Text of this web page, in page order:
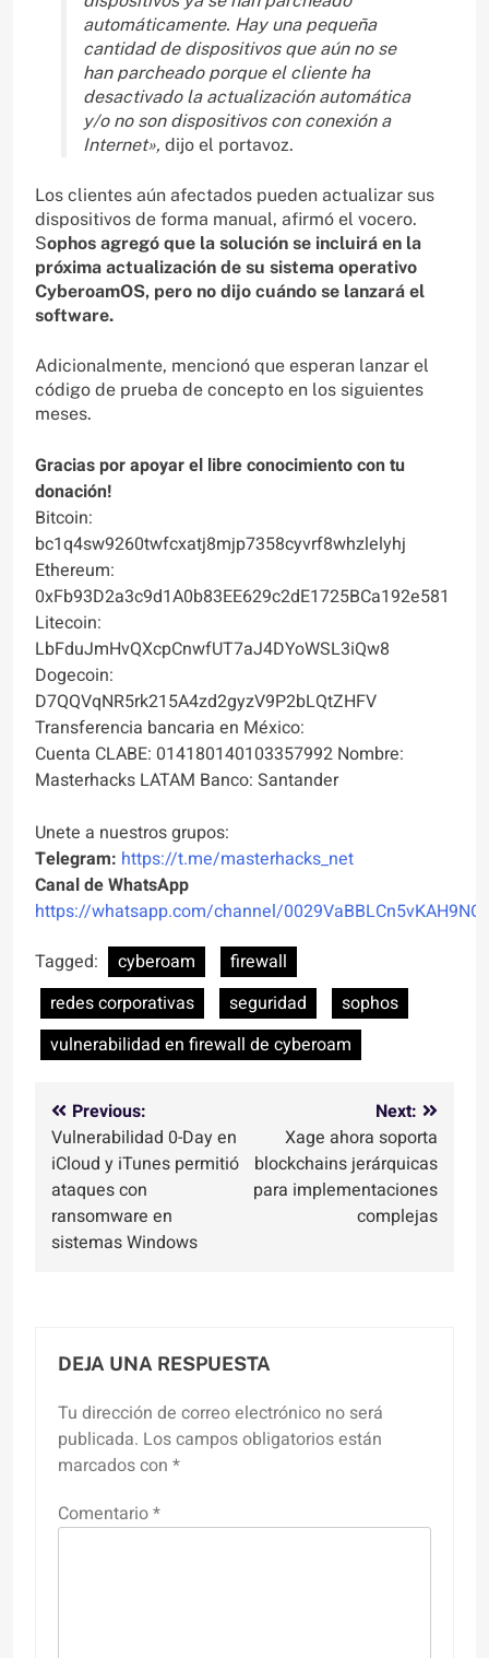
automáticamente. Hay una pequeña
cantidad de dispositivos que aún no se
han parcheado porque el cliente ha
desactivado la actualización automática
y/o no son dispositivos con conexión a
Internet», dijo el portavoz.
Los clientes aún afectados pueden actualizar sus
dispositivos de forma manual, afirmó el vocero.
Sophos agregó que la solución se incluirá en la
próxima actualización de su sistema operativo
CyberoamOS, pero no dijo cuándo se lanzará el
software.
Adicionalmente, mencionó que esperan lanzar el
código de prueba de concepto en los siguientes
meses.
Gracias por apoyar el libre conocimiento con tu
donación!
Bitcoin:
bc1q4sw9260twfcxatj8mjp7358cyvrf8whzlelyhj
Ethereum:
0xFb93D2a3c9d1A0b83EE629c2dE1725BCa192e581
Litecoin:
LbFduJmHvQXcpCnwfUT7aJ4DYoWSL3iQw8
Dogecoin:
D7QQVqNR5rk215A4zd2gyzV9P2bLQtZHFV
Transferencia bancaria en México:
Cuenta CLABE: 014180140103357992 Nombre:
Masterhacks LATAM Banco: Santander
Unete a nuestros grupos:
Telegram: https://t.me/masterhacks_net
Canal de WhatsApp
https://whatsapp.com/channel/
Tagged:
cyberoam
firewall
redes corporativas
seguridad
sophos
vulnerabilidad en firewall de cyberoam
Navegación
de
entradas
Previous:
Vulnerabilidad 0-Day en
iCloud y iTunes permitió
ataques con
ransomware en
sistemas Windows
Next:
Xage ahora soporta
blockchains jerárquicas
para implementaciones
complejas
DEJA UNA RESPUESTA
Tu dirección de correo electrónico no será
publicada. Los campos obligatorios están
marcados con *
Comentario*